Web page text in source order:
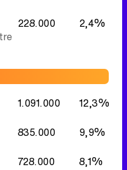
228.000 2,4%
1.091.000
12,3%
835.000
9,9%
728.000 8,1%